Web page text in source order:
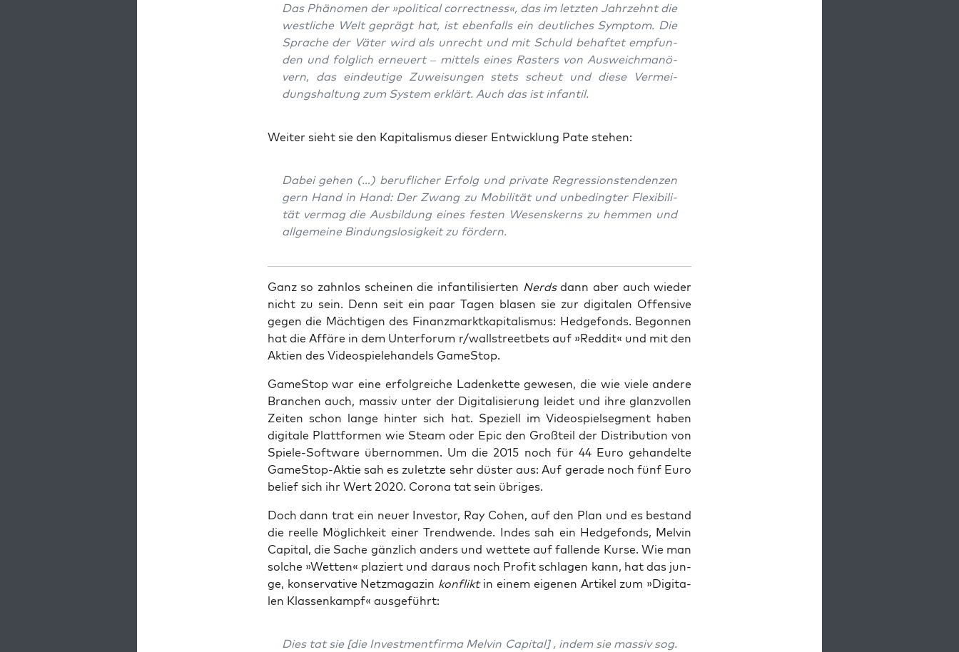
Das Phä­no­men der »poli­ti­cal cor­rect­ness«, das im letz­ten Jahr­zehnt die
west­li­che Welt geprägt hat, ist eben­falls ein deut­li­ches Sym­ptom. Die
Spra­che der Väter wird als unrecht und mit Schuld behaf­tet emp­fun­
den und folg­lich erneu­ert – mit­tels eines Ras­ters von Aus­weich­ma­nö­
vern, das ein­deu­ti­ge Zuwei­sun­gen stets scheut und die­se Ver­mei­
dungs­hal­tung zum Sys­tem erklärt. Auch das ist infantil.
Wei­ter sieht sie den Kapi­ta­lis­mus die­ser Ent­wick­lung Pate stehen:
Dabei gehen (…) beruf­li­cher Erfolg und pri­va­te Regres­si­ons­ten­den­zen
gern Hand in Hand: Der Zwang zu Mobi­li­tät und unbe­ding­ter Fle­xi­bi­li­
tät ver­mag die Aus­bil­dung eines fes­ten Wesens­kerns zu hem­men und
all­ge­mei­ne Bin­dungs­lo­sig­keit zu fördern.
Ganz so zahn­los schei­nen die infan­ti­li­sier­ten Nerdsdann aber auch wie­der
nicht zu sein. Denn seit ein paar Tagen bla­sen sie zur digi­ta­len Offen­si­ve
gegen die Mäch­ti­gen des Finanz­markt­ka­pi­ta­lis­mus: Hedge­fonds. Begon­nen
hat die Affä­re in dem Unter­fo­rum r/wallstreetbets auf »Red­dit« und mit den
Akti­en des Video­spie­le­han­dels GameStop.
Game­Stop war eine erfolg­rei­che Laden­ket­te gewe­sen, die wie vie­le ande­re
Bran­chen auch, mas­siv unter der Digi­ta­li­sie­rung lei­det und ihre glanz­vol­len
Zei­ten schon lan­ge hin­ter sich hat. Spe­zi­ell im Video­spiel­seg­ment haben
digi­ta­le Platt­for­men wie Steam oder Epic den Groß­teil der Dis­tri­bu­ti­on von
Spie­le-Soft­ware über­nom­men. Um die 2015 noch für 44 Euro gehan­del­te
Game­Stop-Aktie sah es zuletz­te sehr düs­ter aus: Auf gera­de noch fünf Euro
belief sich ihr Wert 2020. Coro­na tat sein übriges.
Doch dann trat ein neu­er Inves­tor, Ray Cohen, auf den Plan und es bestand
die reel­le Mög­lich­keit einer Trend­wen­de. Indes sah ein Hedge­fonds, Mel­vin
Capi­tal, die Sache gänz­lich anders und wet­te­te auf fal­len­de Kur­se. Wie man
sol­che »Wet­ten« pla­ziert und dar­aus noch Pro­fit schla­gen kann, hat das jun­
ge, kon­ser­va­ti­ve Netz­ma­ga­zin kon­fliktin einem eige­nen Arti­kel zum »Digi­ta­
len Klas­sen­kampf« ausgeführt:
Dies tat sie [die Invest­ment­fir­ma Mel­vin Capi­tal] , indem sie mas­siv sog.